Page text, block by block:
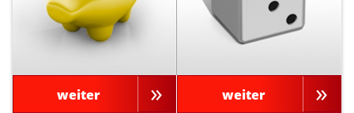
weiter weiter